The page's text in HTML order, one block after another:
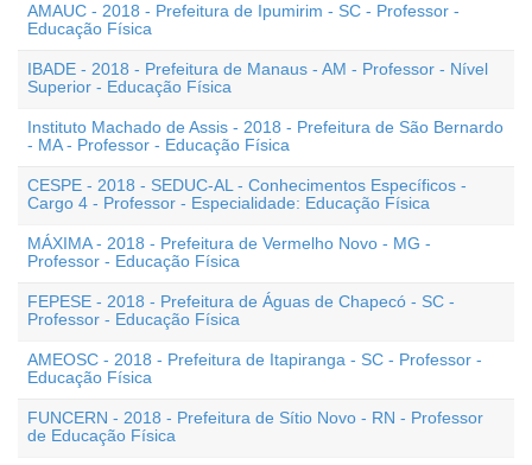
AMAUC - 2018 - Prefeitura de Ipumirim - SC - Professor -
Educação Física
IBADE - 2018 - Prefeitura de Manaus - AM - Professor - Nível
Superior - Educação Física
Instituto Machado de Assis - 2018 - Prefeitura de São Bernardo
- MA - Professor - Educação Física
CESPE - 2018 - SEDUC-AL - Conhecimentos Específicos -
Cargo 4 - Professor - Especialidade: Educação Física
MÁXIMA - 2018 - Prefeitura de Vermelho Novo - MG -
Professor - Educação Física
FEPESE - 2018 - Prefeitura de Águas de Chapecó - SC -
Professor - Educação Física
AMEOSC - 2018 - Prefeitura de Itapiranga - SC - Professor -
Educação Física
FUNCERN - 2018 - Prefeitura de Sítio Novo - RN - Professor
de Educação Física